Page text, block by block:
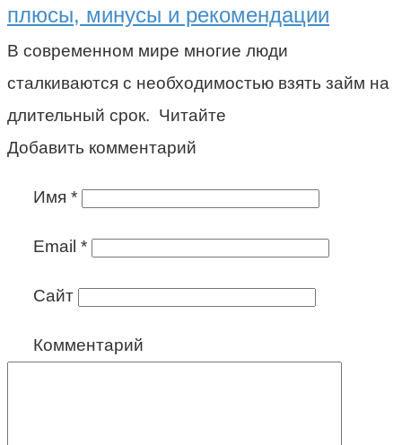
плюсы, минусы и рекомендации
В современном мире многие люди
сталкиваются с необходимостью взять займ на
длительный срок. Читайте
Добавить комментарий
Имя *
Email *
Сайт
Комментарий